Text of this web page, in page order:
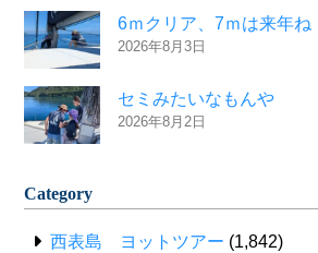
6ｍクリア、7ｍは来年ね
2026年8月3日
セミみたいなもんや
2026年8月2日
Category
西表島 ヨットツアー (1,842)